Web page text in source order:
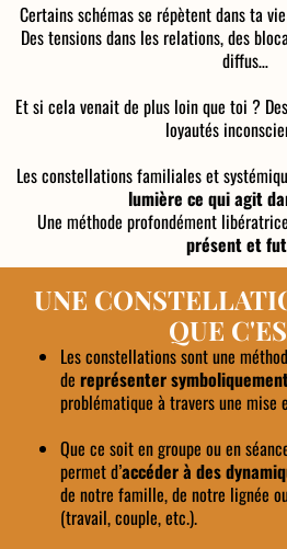
Certains schémas se répètent dans ta
Des tensions dans les relations, des
diffus…
Et si cela venait de plus loin que toi ?
loyautés
Les constellations familiales et
lumière ce qui agit
Une méthode profondément
présent et
UNE
QUE
Les constellations sont une
de représenter
problématique à travers une mise
Que ce soit en groupe ou en
permet d’accéder à des
de notre famille, de notre lignée
(travail, couple, etc.).